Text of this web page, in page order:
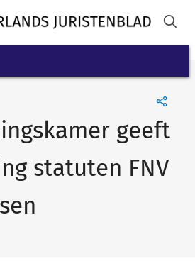
geeft
statuten FNV